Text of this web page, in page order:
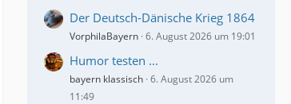
Der Deutsch-Dänische Krieg 1864
VorphilaBayern 6. August 2026 um 19:01
Humor testen ...
bayern klassisch 6. August 2026 um
11:49